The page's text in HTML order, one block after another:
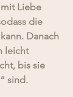
Liebe
die
Danach
leicht
bis sie
sind.